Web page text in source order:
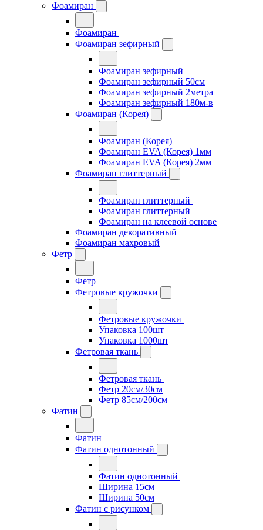
Фоамиран
Фоамиран
Фоамиран зефирный
Фоамиран зефирный
Фоамиран зефирный 50см
Фоамиран зефирный 2метра
Фоамиран зефирный 180м-в
Фоамиран (Корея)
Фоамиран (Корея)
Фоамиран EVA (Корея) 1мм
Фоамиран EVA (Корея) 2мм
Фоамиран глиттерный
Фоамиран глиттерный
Фоамиран глиттерный
Фоамиран на клеевой основе
Фоамиран декоративный
Фоамиран махровый
Фетр
Фетр
Фетровые кружочки
Фетровые кружочки
Упаковка 100шт
Упаковка 1000шт
Фетровая ткань
Фетровая ткань
Фетр 20см/30см
Фетр 85см/200см
Фатин
Фатин
Фатин однотонный
Фатин однотонный
Ширина 15см
Ширина 50см
Фатин с рисунком